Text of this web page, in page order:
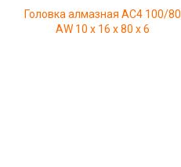
Головка алмазная AC4 100/80
AW 10 x 16 x 80 x 6